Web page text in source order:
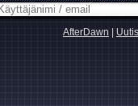
AfterDawn